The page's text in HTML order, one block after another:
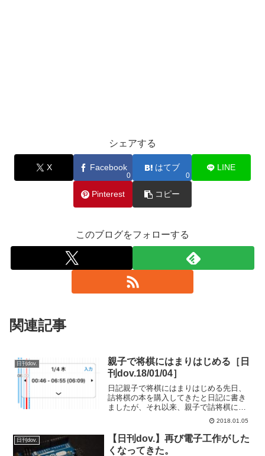
シェアする
X Facebook
0
はてブ
0
LINE
Pinterest コピー
このブログをフォローする
関連記事
日刊dov.
親子で将棋にはまりはじめる［日
刊dov.18/01/04］
日記親子で将棋にはまりはじめる先日、
詰将棋の本を購入してきたと日記に書き
ましたが、それ以来、親子で詰将棋には
まってしまいまして。はまりすぎて、こ
の記事を書いている目の前で妻が詰将棋
をひたすらやっている感じで、昼は子供
も一緒に考えている感じ。...
2018.01.05
日刊dov.
【日刊dov.】再び電子工作がした
くなってきた。